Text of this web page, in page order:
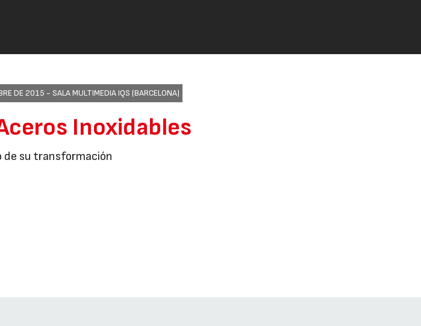
DE 2015 - SALA MULTIMEDIA IQS (BARCELONA)
Inoxidables
su transformación